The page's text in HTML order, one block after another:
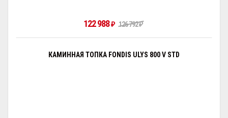
122 988₽ 126 792₽
КАМИННАЯ ТОПКА FONDIS ULYS 800 V STD